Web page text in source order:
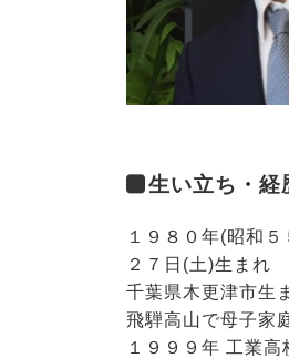
生い立ち・経
１９８０年(昭和５
２７日(土)生まれ
千葉県木更津市生
飛騨高山で母子家
１９９９年 工業高